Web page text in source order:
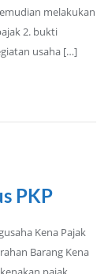
melakukan
2. bukti
usaha […]
PKP
Kena Pajak
Barang Kena